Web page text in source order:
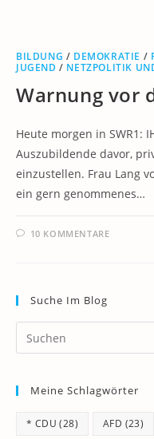
BILDUNG / DEMOKRATIE /
JUGEND / NETZPOLITIK
Warnung vor
Heute morgen in SWR1:
Auszubildende davor,
einzustellen. Frau Lang
ein gern genommenes…
10 KOMMENTARE
Suche Im Blog
Meine Schlagwörter
* CDU (28) AFD (23)